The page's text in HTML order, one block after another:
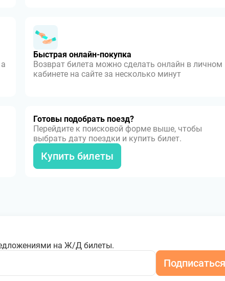
Быстрая онлайн-покупка
Возврат билета можно сделать онлайн в личном
кабинете на сайте за несколько минут
Готовы подобрать поезд?
Перейдите к поисковой форме выше, чтобы
выбрать дату поездки и купить билет.
Купить билеты
на Ж/Д билеты.
Подписаться